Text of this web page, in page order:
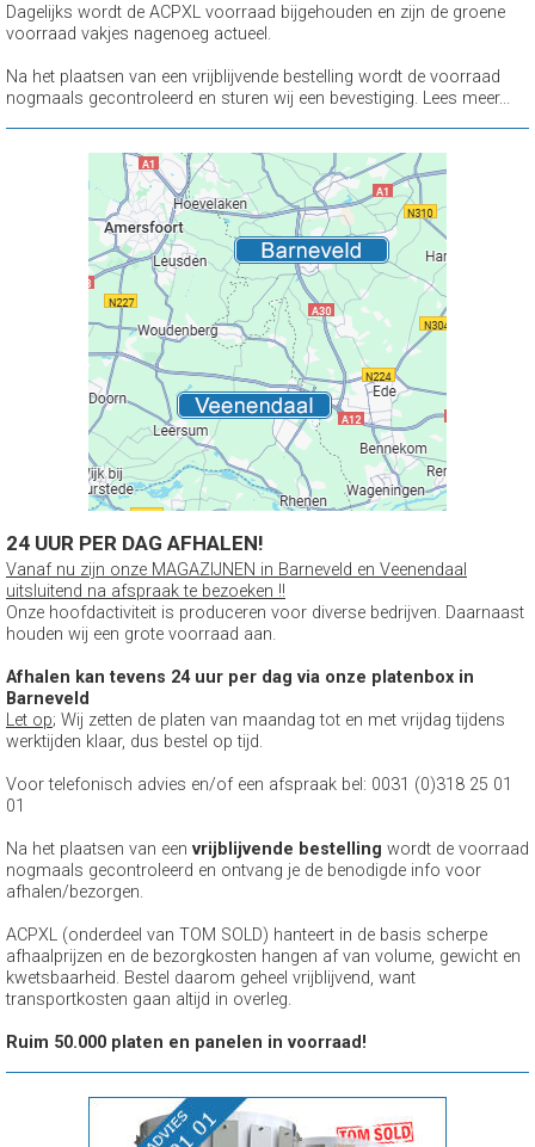
Dagelijks wordt de ACPXL voorraad bijgehouden en zijn de groene
voorraad vakjes nagenoeg actueel.
Na het plaatsen van een vrijblijvende bestelling wordt de voorraad
nogmaals gecontroleerd en sturen wij een bevestiging. Lees meer...
24 UUR PER DAG AFHALEN!
Vanaf nu zijn onze MAGAZIJNEN in Barneveld en Veenendaal
uitsluitend na afspraak te bezoeken !!
Onze hoofdactiviteit is produceren voor diverse bedrijven. Daarnaast
houden wij een grote voorraad aan.
Afhalen kan tevens 24 uur per dag via onze platenbox in
Barneveld
Let op; Wij zetten de platen van maandag tot en met vrijdag tijdens
werktijden klaar, dus bestel op tijd.
Voor telefonisch advies en/of een afspraak bel: 0031 (0)318 25 01
01
Na het plaatsen van een vrijblijvende bestelling wordt de voorraad
nogmaals gecontroleerd en ontvang je de benodigde info voor
afhalen/bezorgen.
ACPXL (onderdeel van TOM SOLD) hanteert in de basis scherpe
afhaalprijzen en de bezorgkosten hangen af van volume, gewicht en
kwetsbaarheid. Bestel daarom geheel vrijblijvend, want
transportkosten gaan altijd in overleg.
Ruim 50.000 platen en panelen in voorraad!